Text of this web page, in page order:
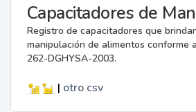
Registro de capacitadores que
manipulación de alimentos conforme
262-DGHYSA-2003.
| otro csv